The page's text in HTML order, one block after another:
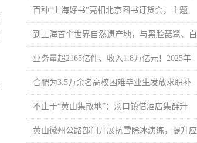
百种“上海好书”亮相北京图书订货会，主题
到上海首个世界自然遗产地，与黑脸琵鹭、白
业务量超2165亿件、收入1.8万亿元！2025年
合肥为3.5万余名高校困难毕业生发放求职补
不止于“黄山集散地”：汤口镇借酒店集群升
黄山徽州公路部门开展抗雪除冰演练，提升应